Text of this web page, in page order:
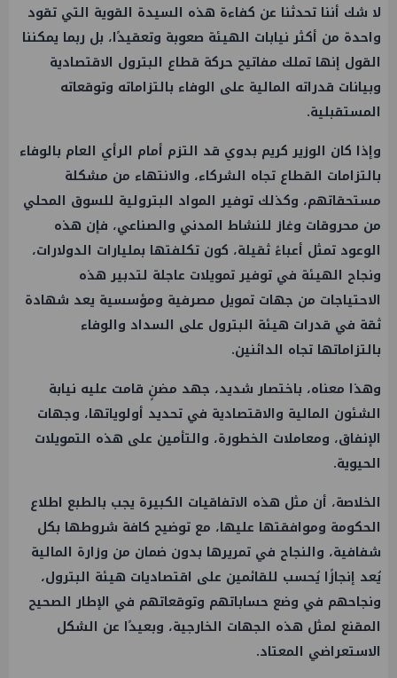
لا شك أننا تحدثنا عن كفاءة هذه السيدة القوية التي تقود
واحدة من أكثر نيابات الهيئة صعوبة وتعقيدًا، بل ربما يمكننا
القول إنها تملك مفاتيح حركة قطاع البترول الاقتصادية
وبيانات قدراته المالية على الوفاء بالتزاماته وتوقعاته
المستقبلية.
وإذا كان الوزير كريم بدوي قد التزم أمام الرأي العام بالوفاء
بالتزامات القطاع تجاه الشركاء، والانتهاء من مشكلة
مستحقاتهم، وكذلك توفير المواد البترولية للسوق المحلي
من محروقات وغاز للنشاط المدني والصناعي، فإن هذه
الوعود تمثل أعباءً ثقيلة، كون تكلفتها بمليارات الدولارات،
ونجاح الهيئة في توفير تمويلات عاجلة لتدبير هذه
الاحتياجات من جهات تمويل مصرفية ومؤسسية يعد شهادة
ثقة في قدرات هيئة البترول على السداد والوفاء
بالتزاماتها تجاه الدائنين.
وهذا معناه، باختصار شديد، جهد مضنٍ قامت عليه نيابة
الشئون المالية والاقتصادية في تحديد أولوياتها، وجهات
الإنفاق، ومعاملات الخطورة، والتأمين على هذه التمويلات
الحيوية.
الخلاصة، أن مثل هذه الاتفاقيات الكبيرة يجب بالطبع اطلاع
الحكومة وموافقتها عليها، مع توضيح كافة شروطها بكل
شفافية، والنجاح في تمريرها بدون ضمان من وزارة المالية
يُعد إنجازًا يُحسب للقائمين على اقتصاديات هيئة البترول،
ونجاحهم في وضع حساباتهم وتوقعاتهم في الإطار الصحيح
المقنع لمثل هذه الجهات الخارجية، وبعيدًا عن الشكل
الاستعراضي المعتاد.